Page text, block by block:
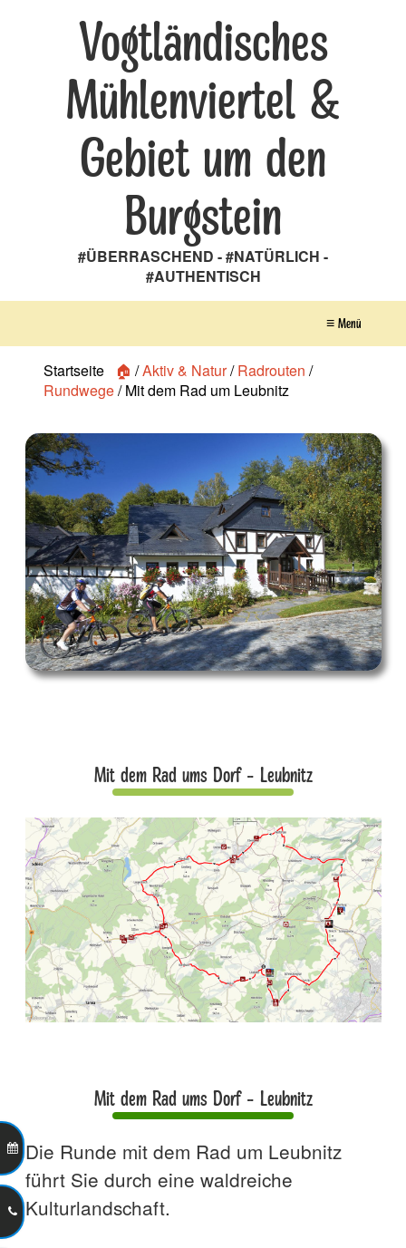
Vogtländisches
Mühlenviertel &
Gebiet um den
Burgstein
#ÜBERRASCHEND - #NATÜRLICH -
#AUTHENTISCH
≡ Menü
Startseite 🏠 /Aktiv & Natur/ Radrouten /
Rundwege/ Mit dem Rad um Leubnitz
Mit dem Rad ums Dorf - Leubnitz
Mit dem Rad ums Dorf - Leubnitz
Die Runde mit dem Rad um Leubnitz
führt Sie durch eine waldreiche
Kulturlandschaft.